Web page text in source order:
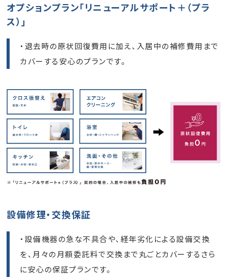
オプションプラン「リニューアルサポート＋（プラ
ス）」
・退去時の原状回復費用に加え、入居中の補修費用まで
カバーする安心のプランです。
設備修理・交換保証
・設備機器の急な不具合や、経年劣化による設備交換
を、月々の月額委託料で交換まで丸ごとカバーするさら
に安心の保証プランです。